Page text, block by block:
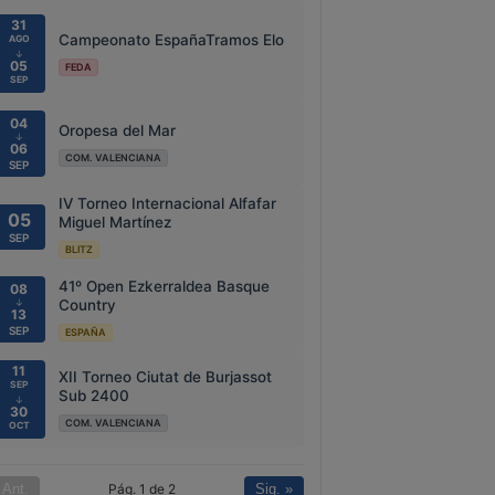
31
AGO
↓
05
SEP
Campeonato EspañaTramos Elo
FEDA
04
↓
06
SEP
Oropesa del Mar
COM. VALENCIANA
05
SEP
IV Torneo Internacional Alfafar
Miguel Martínez
BLITZ
08
↓
13
SEP
41º Open Ezkerraldea Basque
Country
ESPAÑA
11
SEP
↓
30
OCT
XII Torneo Ciutat de Burjassot
Sub 2400
COM. VALENCIANA
Pág. 1 de 2 Sig. »